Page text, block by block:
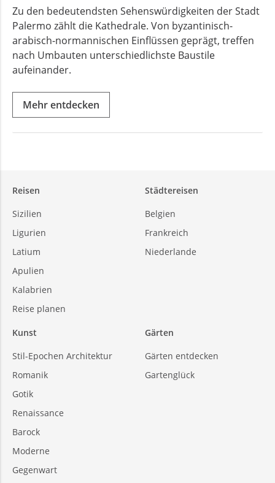
Zu den bedeutendsten Sehenswürdigkeiten der Stadt
Palermo zählt die Kathedrale. Von byzantinisch-
arabisch-normannischen Einflüssen geprägt, treffen
nach Umbauten unterschiedlichste Baustile
aufeinander.
Mehr entdecken
Reisen
Sizilien
Ligurien
Latium
Apulien
Kalabrien
Reise planen
Städtereisen
Belgien
Frankreich
Niederlande
Kunst
Stil-Epochen Architektur
Romanik
Gotik
Renaissance
Barock
Moderne
Gegenwart
Gärten
Gärten entdecken
Gartenglück